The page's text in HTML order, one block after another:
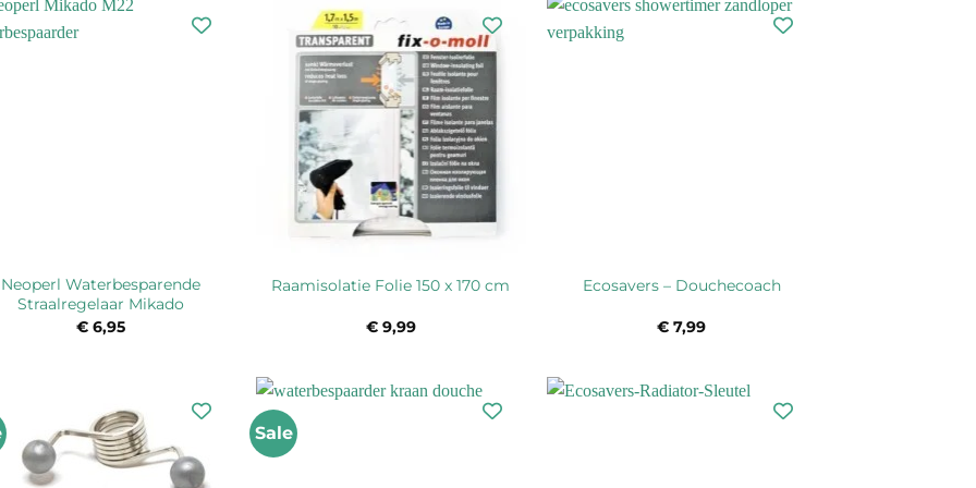
Neoperl Waterbesparende
Straalregelaar Mikado
€6,95
Raamisolatie Folie 150 x 170 cm
€9,99
Ecosavers – Douchecoach
€ 7,99
Sale